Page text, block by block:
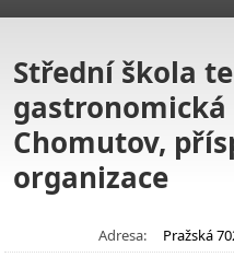
Střední škola
Chomutov,
organizace
Adresa:
Pražská